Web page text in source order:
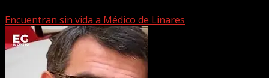
Encuentran sin vida a Médico de Linares